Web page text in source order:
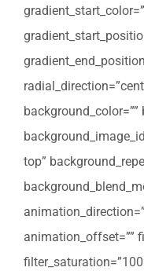
top”
animation_offset=””